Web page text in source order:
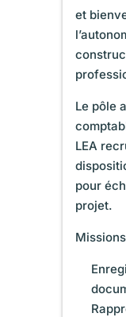
et
Le pôle
LEA
pour
projet.